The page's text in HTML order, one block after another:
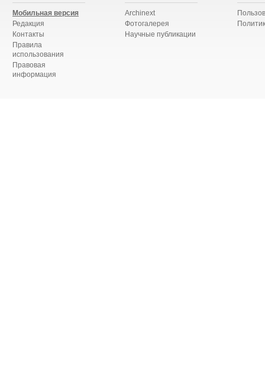
Мобильная версия
Редакция
Контакты
Правила
использования
Правовая
информация
Archinext
Фотогалерея
Научные публикации